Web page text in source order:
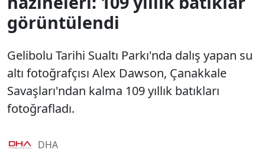
görüntülendi
Gelibolu Tarihi Sualtı Parkı'nda dalış yapan su
altı fotoğrafçısı Alex Dawson, Çanakkale
Savaşları'ndan kalma 109 yıllık batıkları
fotoğrafladı.
DHA